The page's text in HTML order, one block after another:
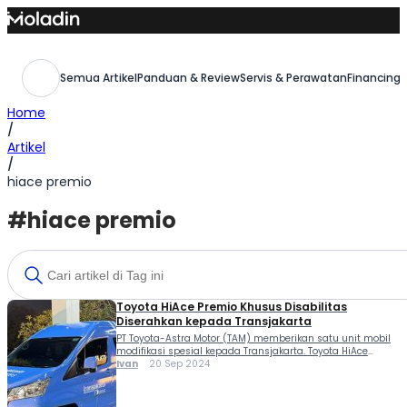
Skip
to
Semua ArtikelPanduan & ReviewServis & Perawatan
Home
/
Artikel
/
hiace premio
#hiace premio
Toyota HiAce Premio Khusus Disabilitas
Diserahkan kepada Transjakarta
PT Toyota-Astra Motor (TAM) memberikan satu unit mobil
modifikasi spesial kepada Transjakarta. Toyota HiAce
Premio khusus disabilitas diserahkan kepada Transjakarta.
Ivan 20 Sep 2024